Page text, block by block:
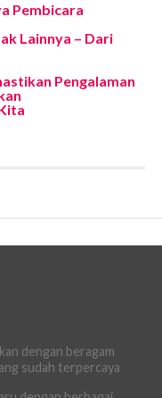
Pembicara
Lainnya – Dari
Pengalaman
dengan beragam
sudah terpercaya